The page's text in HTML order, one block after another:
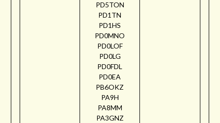
PD5TON
PD1TN
PD1HS
PD0MNO
PD0LOF
PD0LG
PD0FDL
PD0EA
PB6OKZ
PA9H
PA8MM
PA3GNZ